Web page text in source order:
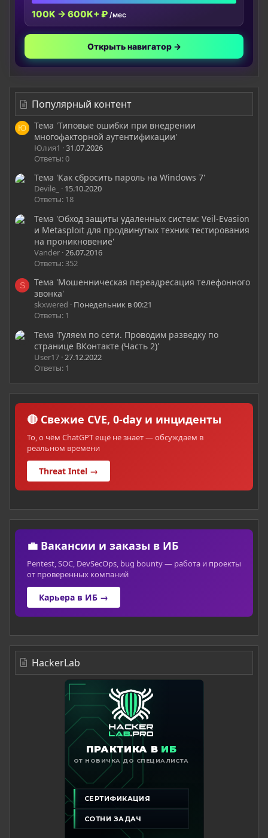
100K → 600K+ ₽ /мес
Открыть навигатор →
Популярный контент
Ю
Тема 'Типовые ошибки при внедрении
многофакторной аутентификации'
Юлия1
31.07.2026
Ответы: 0
Тема 'Как сбросить пароль на Windows 7'
Devile_
15.10.2020
Ответы: 18
Тема 'Обход защиты удаленных систем: Veil-Evasion
и Metasploit для продвинутых техник тестирования
на проникновение'
Vander 26.07.2016
Ответы: 352
S
Тема 'Мошенническая переадресация телефонного
звонка'
skxwered
Понедельник в 00:21
Ответы: 1
Тема 'Гуляем по сети. Проводим разведку по
странице ВКонтакте (Часть 2)'
User17 27.12.2022
Ответы: 1
🔴 Свежие CVE, 0-day и инциденты
То, о чём ChatGPT ещё не знает — обсуждаем в
реальном времени
Threat Intel →
💼 Вакансии и заказы в ИБ
Pentest, SOC, DevSecOps, bug bounty — работа и проекты
от проверенных компаний
Карьера в ИБ →
HackerLab